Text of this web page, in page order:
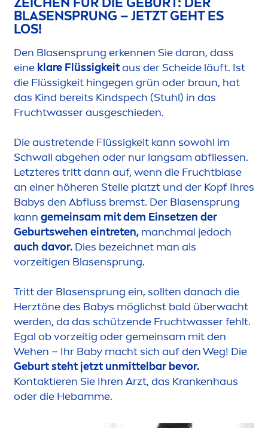
BLASENSPRUNG – JETZT GEHT ES
LOS!
Den Blasensprung erkennen Sie daran, dass
eine klare Flüssigkeitaus der Scheide läuft. Ist
die Flüssigkeit hingegen grün oder braun, hat
das Kind bereits Kindspech (Stuhl) in das
Fruchtwasser ausgeschieden.
Die austretende Flüssigkeit kann sowohl im
Schwall abgehen oder nur langsam abfliessen.
Letzteres tritt dann auf, wenn die Fruchtblase
an einer höheren Stelle platzt und der Kopf Ihres
Babys den Abfluss bremst. Der Blasensprung
kann gemeinsam mit dem Einsetzen der
Geburtswehen eintreten, manchmal jedoch
auch davor. Dies bezeichnet man als
vorzeitigen Blasensprung.
Tritt der Blasensprung ein, sollten danach die
Herztöne des Babys möglichst bald überwacht
werden, da das schützende Fruchtwasser fehlt.
Egal ob vorzeitig oder gemeinsam mit den
Wehen – Ihr Baby macht sich auf den Weg! Die
Geburt steht jetzt unmittelbar bevor.
Kontaktieren Sie Ihren Arzt, das Krankenhaus
oder die Hebamme.